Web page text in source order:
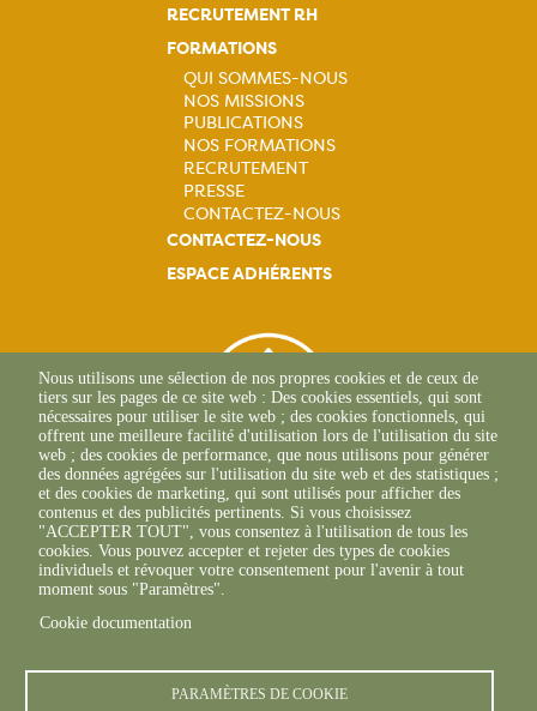
RECRUTEMENT RH
FORMATIONS
Navigation
principale
QUI SOMMES-NOUS
NOS MISSIONS
PUBLICATIONS
NOS FORMATIONS
RECRUTEMENT
PRESSE
CONTACTEZ-NOUS
CONTACTEZ-NOUS
ESPACE ADHÉRENTS
265 Rue Becquerel
62750 Loos-En-Gohelle
+33(0)3 21 08 62 90
Nous utilisons une sélection de nos propres cookies et de ceux de
tiers sur les pages de ce site web : Des cookies essentiels, qui sont
nécessaires pour utiliser le site web ; des cookies fonctionnels, qui
offrent une meilleure facilité d'utilisation lors de l'utilisation du site
web ; des cookies de performance, que nous utilisons pour générer
des données agrégées sur l'utilisation du site web et des statistiques ;
et des cookies de marketing, qui sont utilisés pour afficher des
contenus et des publicités pertinents. Si vous choisissez
"ACCEPTER TOUT", vous consentez à l'utilisation de tous les
cookies. Vous pouvez accepter et rejeter des types de cookies
individuels et révoquer votre consentement pour l'avenir à tout
moment sous "Paramètres".
Cookie documentation
PARAMÈTRES DE COOKIE